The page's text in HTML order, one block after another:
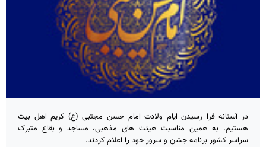
در آستانه فرا رسیدن ایام ولادت امام حسن مجتبی (ع) کریم اهل بیت
هستیم. به همین مناسبت هیئت های مذهبی، مساجد و بقاع متبرک
سراسر کشور برنامه جشن و سرور خود را اعلام کردند.